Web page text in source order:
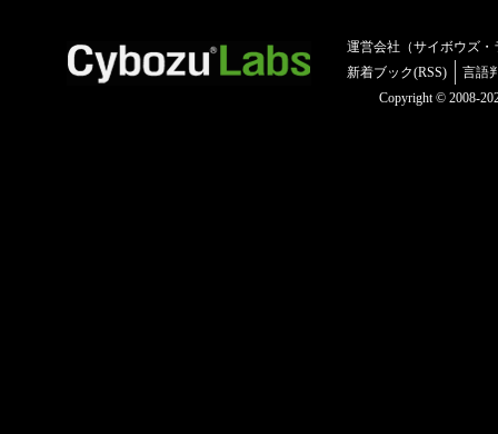
運営会社（サイボウズ・
新着ブック(RSS)
言語
Copyright © 2008-